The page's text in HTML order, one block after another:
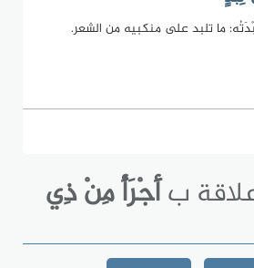
ما تلبد على منكبيه من الشعر.
بأَجْرَأُ مِنْ ذِي